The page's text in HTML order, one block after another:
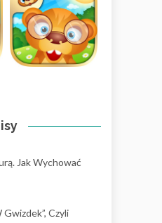
Jak Wychować
Gwizdek”, Czyli